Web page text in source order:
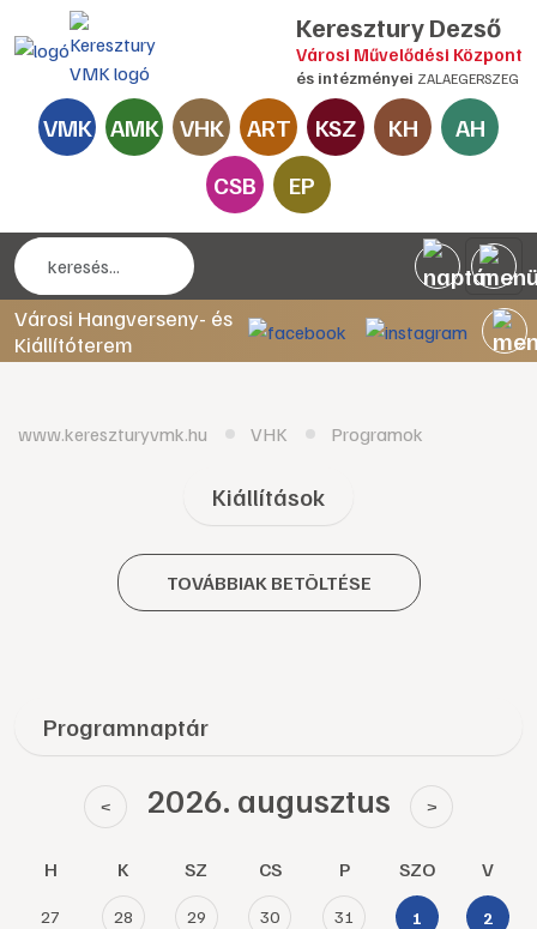
Keresztury Dezső
Városi Művelődési Központ
és intézményei ZALAEGERSZEG
VMK AMK VHK ART KSZ KH
AH
CSB
EP
Városi Hangverseny- és
Kiállítóterem
www.kereszturyvmk.hu VHK Programok
Kiállítások
TOVÁBBIAK BETÖLTÉSE
Programnaptár
< 2026. augusztus >
H K SZ CS P SZO V
27 28 29 30 31 1 2